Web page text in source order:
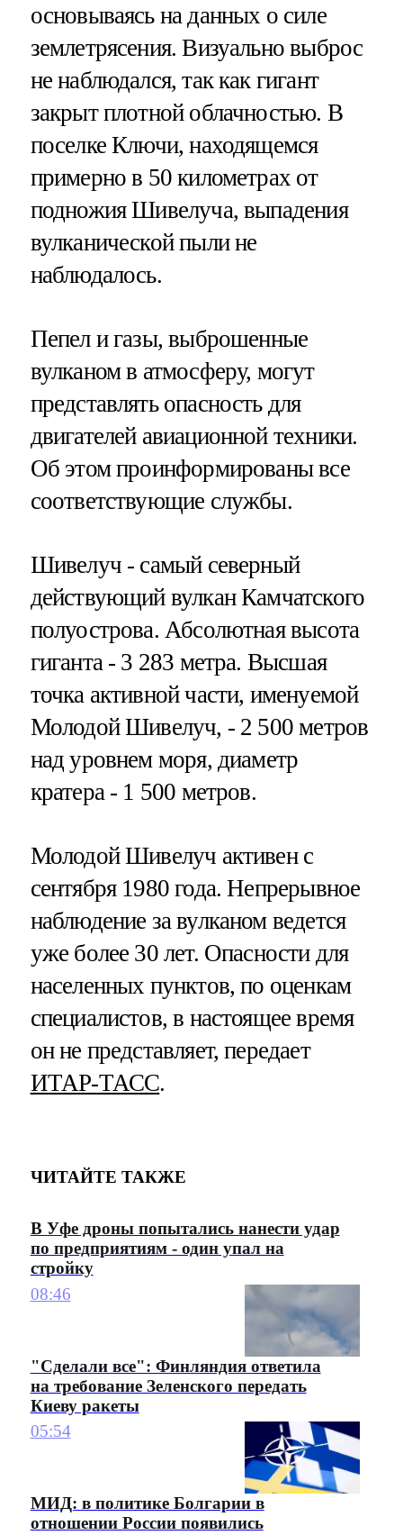
основываясь на данных о силе
землетрясения. Визуально выброс
не наблюдался, так как гигант
закрыт плотной облачностью. В
поселке Ключи, находящемся
примерно в 50 километрах от
подножия Шивелуча, выпадения
вулканической пыли не
наблюдалось.
Пепел и газы, выброшенные
вулканом в атмосферу, могут
представлять опасность для
двигателей авиационной техники.
Об этом проинформированы все
соответствующие службы.
Шивелуч - самый северный
действующий вулкан Камчатского
полуострова. Абсолютная высота
гиганта - 3 283 метра. Высшая
точка активной части, именуемой
Молодой Шивелуч, - 2 500 метров
над уровнем моря, диаметр
кратера - 1 500 метров.
Молодой Шивелуч активен с
сентября 1980 года. Непрерывное
наблюдение за вулканом ведется
уже более 30 лет. Опасности для
населенных пунктов, по оценкам
специалистов, в настоящее время
он не представляет, передает
ИТАР-ТАСС.
ЧИТАЙТЕ ТАКЖЕ
В Уфе дроны попытались нанести удар
по предприятиям - один упал на
стройку
08:46
"Сделали все": Финляндия ответила
на требование Зеленского передать
Киеву ракеты
05:54
МИД: в политике Болгарии в
отношении России появились